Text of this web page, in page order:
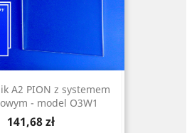
A2 PION z systemem
- model O3W1
Cena
141,68 zł